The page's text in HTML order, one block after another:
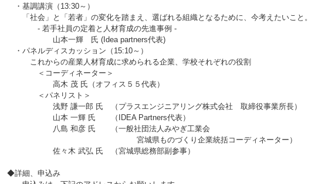
・基調講演（13:30～）
「社会」と「若者」の変化を踏まえ、選ばれる組織となるために、今考えたいこと。
- 若手社員の定着と人材育成の先進事例 -
山本一輝 氏 (Idea partners代表)
・パネルディスカッション（15:10～）
これからの産業人材育成に求められる企業、学校それぞれの役割
＜コーディネーター＞
高木 茂 氏（オフィス５５代表）
＜パネリスト＞
浅野 謙一郎 氏 （プラスエンジニアリング株式会社 取締役事業所長）
山本 一輝 氏 （IDEA Partners代表）
八島 和彦 氏 （一般社団法人みやぎ工業会
宮城県ものづくり企業統括コーディネーター）
佐々木 武弘 氏 （宮城県総務部副参事）
◆詳細、申込み